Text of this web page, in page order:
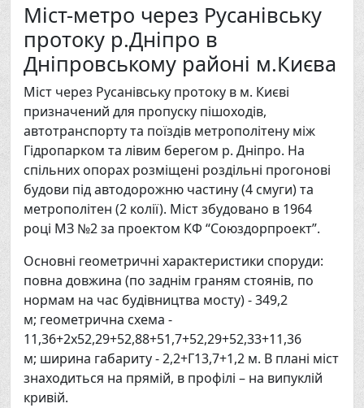
Міст-метро через Русанівську
протоку р.Дніпро в
Дніпровському районі м.Києва
Міст через Русанівську протоку в м. Києві
призначений для пропуску пішоходів,
автотранспорту та поїздів метрополітену між
Гідропарком та лівим берегом р. Дніпро. На
спільних опорах розміщені роздільні прогонові
будови під автодорожню частину (4 смуги) та
метрополітен (2 колії). Міст збудовано в 1964
році МЗ №2 за проектом КФ “Союздорпроект”.
Основні геометричні характеристики споруди:
повна довжина (по заднім граням стоянів, по
нормам на час будівництва мосту) - 349,2
м; геометрична схема -
11,36+2х52,29+52,88+51,7+52,29+52,33+11,36
м; ширина габариту - 2,2+Г13,7+1,2 м. В плані міст
знаходиться на прямій, в профілі – на випуклій
кривій.